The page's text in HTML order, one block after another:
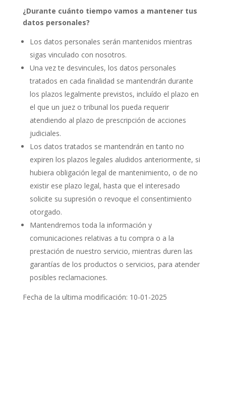
¿Durante cuánto tiempo vamos a mantener tus
datos personales?
Los datos personales serán mantenidos mientras
sigas vinculado con nosotros.
Una vez te desvincules, los datos personales
tratados en cada finalidad se mantendrán durante
los plazos legalmente previstos, incluído el plazo en
el que un juez o tribunal los pueda requerir
atendiendo al plazo de prescripción de acciones
judiciales.
Los datos tratados se mantendrán en tanto no
expiren los plazos legales aludidos anteriormente, si
hubiera obligación legal de mantenimiento, o de no
existir ese plazo legal, hasta que el interesado
solicite su supresión o revoque el consentimiento
otorgado.
Mantendremos toda la información y
comunicaciones relativas a tu compra o a la
prestación de nuestro servicio, mientras duren las
garantías de los productos o servicios, para atender
posibles reclamaciones.
Fecha de la ultima modificación: 10-01-2025